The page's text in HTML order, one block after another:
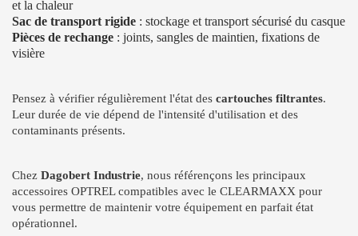
et la chaleur
Sac de transport rigide : stockage et transport sécurisé du casque
Pièces de rechange : joints, sangles de maintien, fixations de
visière
Pensez à vérifier régulièrement l'état des cartouches filtrantes.
Leur durée de vie dépend de l'intensité d'utilisation et des
contaminants présents.
Chez Dagobert Industrie, nous référençons les principaux
accessoires OPTREL compatibles avec le CLEARMAXX pour
vous permettre de maintenir votre équipement en parfait état
opérationnel.